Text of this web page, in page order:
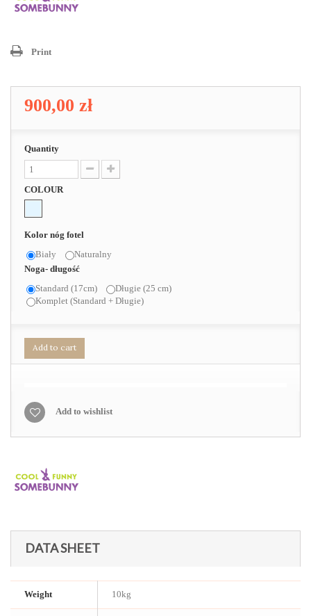
Print
900,00 zł
Quantity
COLOUR
Kolor nóg fotel
Biały
Naturalny
Noga- długość
Standard (17cm)
Długie (25 cm)
Komplet (Standard + Długie)
Add to cart
Add to wishlist
DATA SHEET
Weight 10kg